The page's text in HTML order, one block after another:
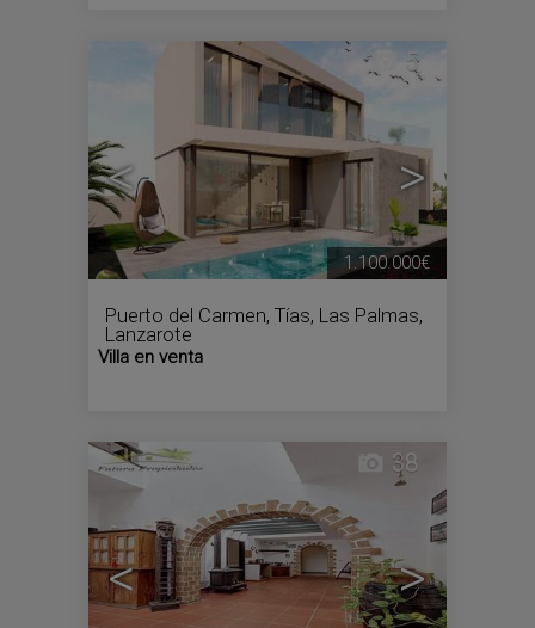
< >
5
Puerto del Carmen, Tías, Las Palmas,
Lanzarote
Villa en venta
1.100.000€
< >
38